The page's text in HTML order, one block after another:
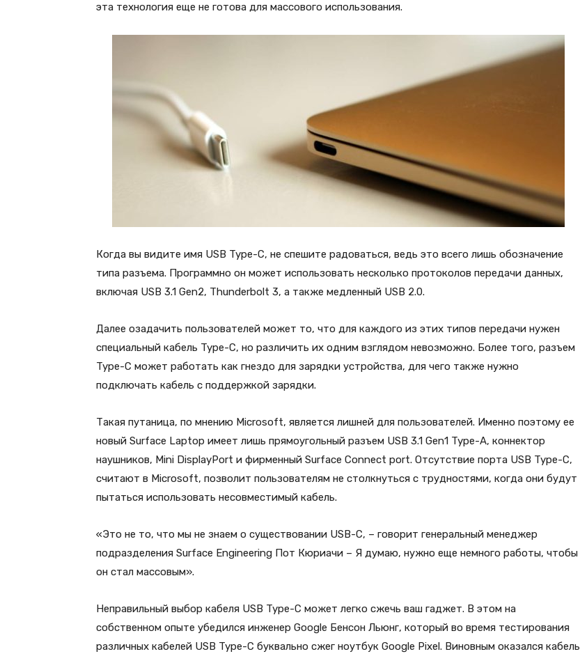
эта технология еще не готова для массового использования.
Когда вы видите имя USB Type-C, не спешите радоваться, ведь это всего лишь обозначение
типа разъема. Программно он может использовать несколько протоколов передачи данных,
включая USB 3.1 Gen2, Thunderbolt 3, а также медленный USB 2.0.
Далее озадачить пользователей может то, что для каждого из этих типов передачи нужен
специальный кабель Type-C, но различить их одним взглядом невозможно. Более того, разъем
Type-C может работать как гнездо для зарядки устройства, для чего также нужно
подключать кабель с поддержкой зарядки.
Такая путаница, по мнению Microsoft, является лишней для пользователей. Именно поэтому ее
новый Surface Laptop имеет лишь прямоугольный разъем USB 3.1 Gen1 Type-A, коннектор
наушников, Mini DisplayPort и фирменный Surface Connect port. Отсутствие порта USB Type-C,
считают в Microsoft, позволит пользователям не столкнуться с трудностями, когда они будут
пытаться использовать несовместимый кабель.
«Это не то, что мы не знаем о существовании USB-C, – говорит генеральный менеджер
подразделения Surface Engineering Пот Кюриачи – Я думаю, нужно еще немного работы, чтобы
он стал массовым».
Неправильный выбор кабеля USB Type-C может легко сжечь ваш гаджет. В этом на
собственном опыте убедился инженер Google Бенсон Льюнг, который во время тестирования
различных кабелей USB Type-C буквально сжег ноутбук Google Pixel. Виновным оказался кабель